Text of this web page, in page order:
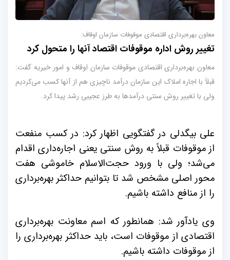
معاون بهره‌برداری اقتصادی موقوفات سازمان اوقاف:
تغییر روش اداره موقوفات اقتصاد آنها را متحول کرد
معاون بهره‌برداری اقتصادی موقوفات سازمان اوقاف و امور خیریه گفت:
قبلاً با اجاره املاک این سازمان درآمد ناچیزی هم از آنها کسب می‌کردیم
ولی با تغییر روش سنتی درآمدها به طرز عجیبی رشد پیدا کرد.
علی بیگدلی در گفتگویی اظهار کرد: در کسب منفعت
از موقوفات قبلاً به روش سنتی یعنی اجاره‌داری اقدام
می‌شد؛ ولی با ورود حجت‌الاسلام خاموشی هفت
محور اصلی مشخص شد تا بتوانیم حداکثر بهره‌برداری
را از منافع داشته باشیم.
وی یادآور شد: همانطور که اسم معاونت بهره‌برداری
اقتصادی از موقوفات است، باید حداکثر بهره‌برداری را
از موقوفات داشته باشیم.